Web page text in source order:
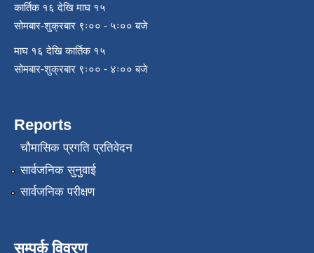
कार्तिक १६ देखि माघ १५
सोमबार-शुक्रबार ९ः०० - ५ः०० बजे
माघ १६ देखि कार्तिक १५
सोमबार-शुक्रबार ९ः०० - ४ः०० बजे
Reports
चौमासिक प्रगति प्रतिवेदन
सार्वजनिक सुनुवाई
सार्वजनिक परीक्षण
सम्पर्क विवरण